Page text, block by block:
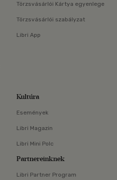
Törzsvásárlói Kártya egyenlege
Törzsvásárlói szabályzat
Libri App
Kultúra
Események
Libri Magazin
Libri Mini Polc
Partnereinknek
Libri Partner Program